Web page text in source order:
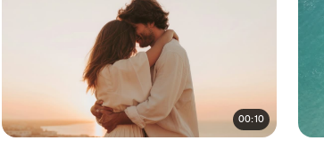
00:10